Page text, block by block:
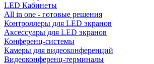
LED Кабинеты
All in one - готовые решения
Контроллеры для LED экранов
Аксессуары для LED экранов
Конференц-системы
Камеры для видеоконференций
Видеоконференц-терминалы